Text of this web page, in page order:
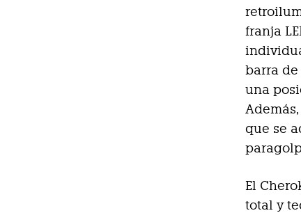
franja
barra
una
que se
El
total y